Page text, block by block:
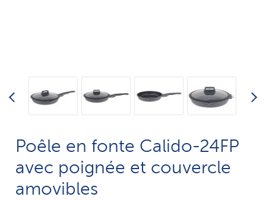
Poêle en fonte Calido-24FP
avec poignée et couvercle
amovibles